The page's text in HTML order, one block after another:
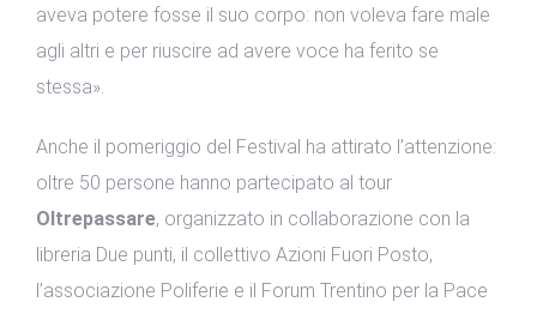
aveva potere fosse il suo corpo: non voleva fare male
agli altri e per riuscire ad avere voce ha ferito se
stessa».
Anche il pomeriggio del Festival ha attirato l’attenzione:
oltre 50 persone hanno partecipato al tour
Oltrepassare, organizzato in collaborazione con la
libreria Due punti, il collettivo Azioni Fuori Posto,
l’associazione Poliferie e il Forum Trentino per la Pace